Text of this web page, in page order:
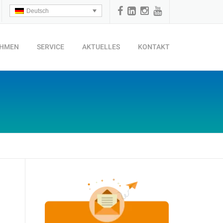
Deutsch
SERVICE AKTUELLES KONTAKT